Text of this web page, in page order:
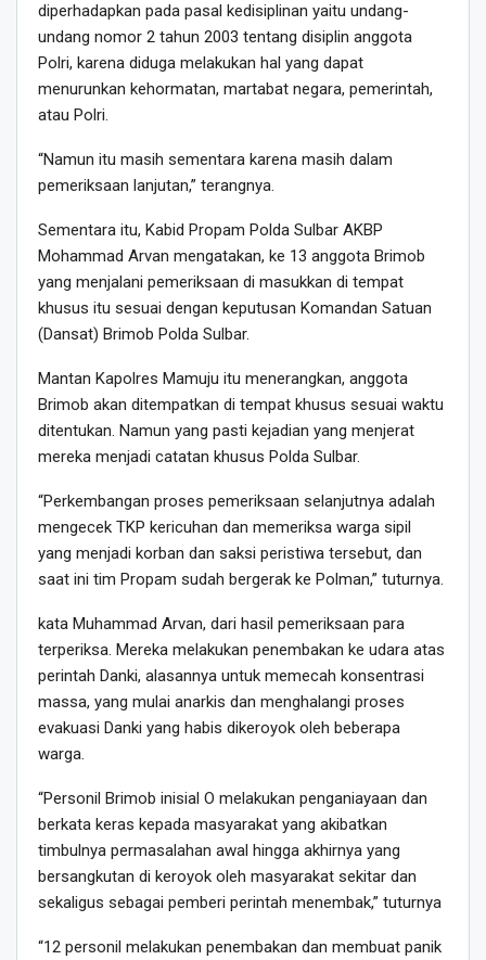
diperhadapkan pada pasal kedisiplinan yaitu undang-
undang nomor 2 tahun 2003 tentang disiplin anggota
Polri, karena diduga melakukan hal yang dapat
menurunkan kehormatan, martabat negara, pemerintah,
atau Polri.
“Namun itu masih sementara karena masih dalam
pemeriksaan lanjutan,” terangnya.
Sementara itu, Kabid Propam Polda Sulbar AKBP
Mohammad Arvan mengatakan, ke 13 anggota Brimob
yang menjalani pemeriksaan di masukkan di tempat
khusus itu sesuai dengan keputusan Komandan Satuan
(Dansat) Brimob Polda Sulbar.
Mantan Kapolres Mamuju itu menerangkan, anggota
Brimob akan ditempatkan di tempat khusus sesuai waktu
ditentukan. Namun yang pasti kejadian yang menjerat
mereka menjadi catatan khusus Polda Sulbar.
“Perkembangan proses pemeriksaan selanjutnya adalah
mengecek TKP kericuhan dan memeriksa warga sipil
yang menjadi korban dan saksi peristiwa tersebut, dan
saat ini tim Propam sudah bergerak ke Polman,” tuturnya.
kata Muhammad Arvan, dari hasil pemeriksaan para
terperiksa. Mereka melakukan penembakan ke udara atas
perintah Danki, alasannya untuk memecah konsentrasi
massa, yang mulai anarkis dan menghalangi proses
evakuasi Danki yang habis dikeroyok oleh beberapa
warga.
“Personil Brimob inisial O melakukan penganiayaan dan
berkata keras kepada masyarakat yang akibatkan
timbulnya permasalahan awal hingga akhirnya yang
bersangkutan di keroyok oleh masyarakat sekitar dan
sekaligus sebagai pemberi perintah menembak,” tuturnya
“12 personil melakukan penembakan dan membuat panik